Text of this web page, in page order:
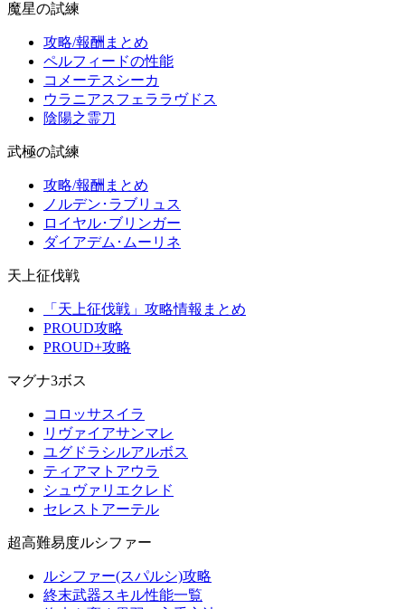
魔星の試練
攻略/報酬まとめ
ペルフィードの性能
コメーテスシーカ
ウラニアスフェララヴドス
陰陽之霊刀
武極の試練
攻略/報酬まとめ
ノルデン･ラブリュス
ロイヤル･ブリンガー
ダイアデム･ムーリネ
天上征伐戦
「天上征伐戦」攻略情報まとめ
PROUD攻略
PROUD+攻略
マグナ3ボス
コロッサスイラ
リヴァイアサンマレ
ユグドラシルアルボス
ティアマトアウラ
シュヴァリエクレド
セレストアーテル
超高難易度ルシファー
ルシファー(スパルシ)攻略
終末武器スキル性能一覧